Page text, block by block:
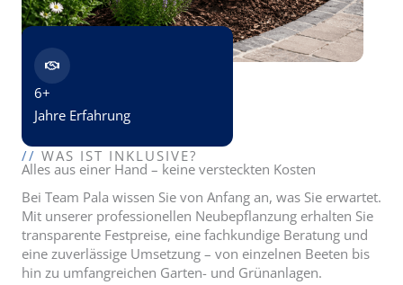
6+
Jahre Erfahrung
// WAS IST INKLUSIVE?
Alles aus einer Hand – keine versteckten Kosten
Bei Team Pala wissen Sie von Anfang an, was Sie erwartet.
Mit unserer professionellen Neubepflanzung erhalten Sie
transparente Festpreise, eine fachkundige Beratung und
eine zuverlässige Umsetzung – von einzelnen Beeten bis
hin zu umfangreichen Garten- und Grünanlagen.